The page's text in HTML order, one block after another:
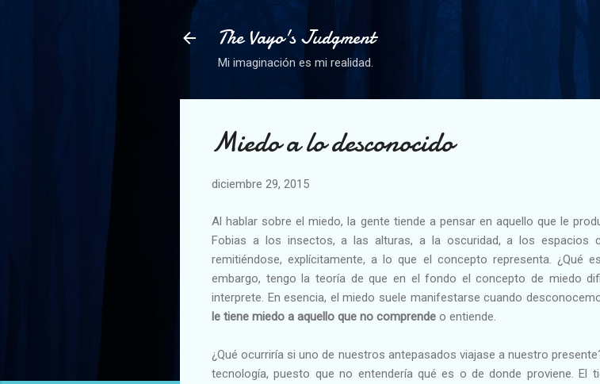
The Vayo's Judgment
Mi imaginación es mi realidad.
Miedo a lo desconocido
diciembre 29, 2015
Al hablar sobre el miedo, la gente tiende a pensar en aquello que le
Fobias a los insectos, a las alturas, a la oscuridad, a los espacios
remitiéndose, explícitamente, a lo que el concepto representa. ¿Qué
embargo, tengo la teoría de que en el fondo el concepto de miedo
interprete. En esencia, el miedo suele manifestarse cuando
le tiene miedo a aquello que no comprende o entiende.
¿Qué ocurriría si uno de nuestros antepasados viajase a nuestro
tecnología, puesto que no entendería qué es o de donde proviene. El